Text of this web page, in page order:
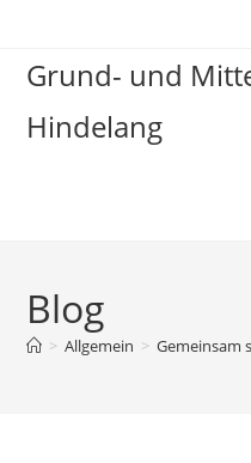
Grund- und
Hindelang
Blog
> Allgemein > Gemeinsam